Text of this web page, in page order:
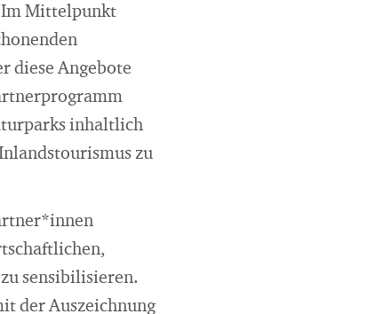
Im Mittelpunkt
diese Angebote
inhaltlich
zu
sensibilisieren.
der Auszeichnung